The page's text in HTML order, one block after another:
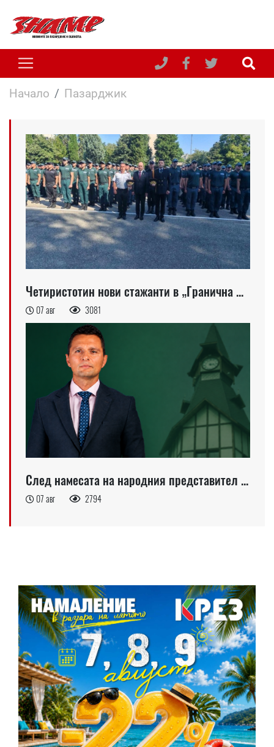
Начало Пазарджик
Четиристотин нови стажанти в „Гранична ...
07 авг 3081
След намесата на народния представител ...
07 авг 2794